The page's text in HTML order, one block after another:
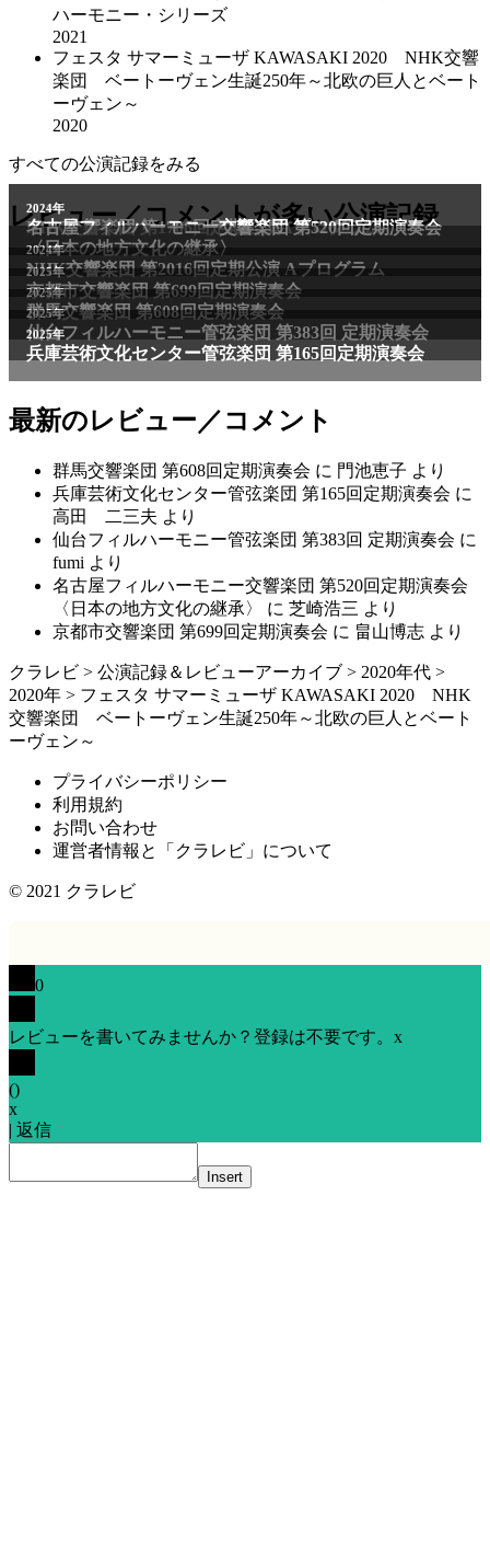
ハーモニー・シリーズ
2021
フェスタ サマーミューザ KAWASAKI 2020 NHK交響
楽団 ベートーヴェン生誕250年～北欧の巨人とベート
ーヴェン～
2020
すべての公演記録をみる
レビュー／コメントが多い公演記録
2011年
NHK交響楽団 第1706回定期公演Aプログラム
2024年
名古屋フィルハーモニー交響楽団 第520回定期演奏会
〈日本の地方文化の継承〉
2024年
NHK交響楽団 第2016回定期公演 Aプログラム
2025年
京都市交響楽団 第699回定期演奏会
2025年
群馬交響楽団 第608回定期演奏会
2025年
仙台フィルハーモニー管弦楽団 第383回 定期演奏会
2025年
兵庫芸術文化センター管弦楽団 第165回定期演奏会
最新のレビュー／コメント
群馬交響楽団 第608回定期演奏会 に 門池恵子 より
兵庫芸術文化センター管弦楽団 第165回定期演奏会 に
高田 二三夫 より
仙台フィルハーモニー管弦楽団 第383回 定期演奏会 に
fumi より
名古屋フィルハーモニー交響楽団 第520回定期演奏会
〈日本の地方文化の継承〉
に 芝崎浩三 より
京都市交響楽団 第699回定期演奏会 に 畠山博志 より
クラレビ > 公演記録＆レビューアーカイブ > 2020年代 >
2020年 > フェスタ サマーミューザ KAWASAKI 2020 NHK
交響楽団 ベートーヴェン生誕250年～北欧の巨人とベート
ーヴェン～
プライバシーポリシー
利用規約
お問い合わせ
運営者情報と「クラレビ」について
© 2021 クラレビ
0
レビューを書いてみませんか？登録は不要です。 x
()
x
| 返信
Insert